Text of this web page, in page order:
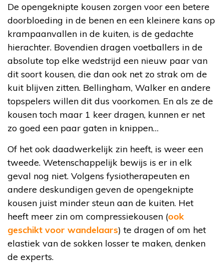
De opengeknipte kousen zorgen voor een betere
doorbloeding in de benen en een kleinere kans op
krampaanvallen in de kuiten, is de gedachte
hierachter. Bovendien dragen voetballers in de
absolute top elke wedstrijd een nieuw paar van
dit soort kousen, die dan ook net zo strak om de
kuit blijven zitten. Bellingham, Walker en andere
topspelers willen dit dus voorkomen. En als ze de
kousen toch maar 1 keer dragen, kunnen er net
zo goed een paar gaten in knippen…
Of het ook daadwerkelijk zin heeft, is weer een
tweede. Wetenschappelijk bewijs is er in elk
geval nog niet. Volgens fysiotherapeuten en
andere deskundigen geven de opengeknipte
kousen juist minder steun aan de kuiten. Het
heeft meer zin om compressiekousen (ook
geschikt voor wandelaars) te dragen of om het
elastiek van de sokken losser te maken, denken
de experts.